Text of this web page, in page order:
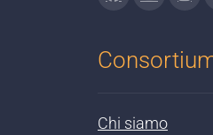
Chi siamo